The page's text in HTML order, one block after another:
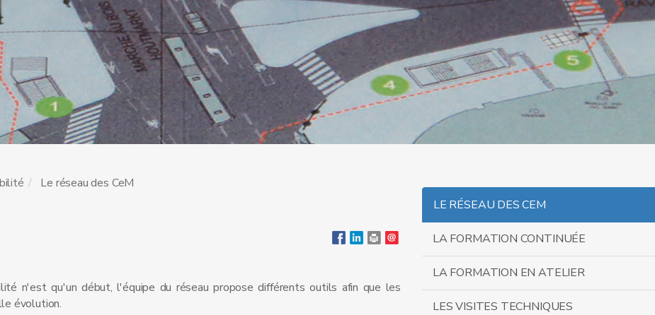
Le réseau des CeM
n'est qu'un début, l'équipe du réseau propose différents outils afin que les
évolution.
LE RÉSEAU DES CEM
LA FORMATION CONTINUÉE
LA FORMATION EN ATELIER
LES VISITES TECHNIQUES